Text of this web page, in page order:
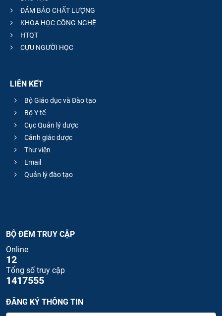
ĐẢM BẢO CHẤT LƯỢNG
KHOA HỌC CÔNG NGHỆ
HTQT
CỰU NGƯỜI HỌC
LIÊN KẾT
Bộ Giáo dục và Đào tạo
Bộ Y tế
Cục Quản lý dược
Cảnh giác dược
Thư viện
Email
Quản lý đào tạo
BỘ ĐẾM TRUY CẬP
Online
12
Tổng số truy cập
1417555
ĐĂNG KÝ THÔNG TIN